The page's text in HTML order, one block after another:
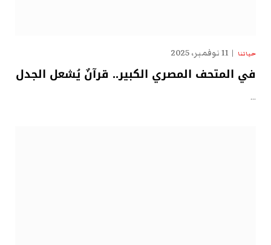
حياتنا 11 نوفمبر، 2025
في المتحف المصري الكبير.. قرآنٌ يُشعل الجدل
…